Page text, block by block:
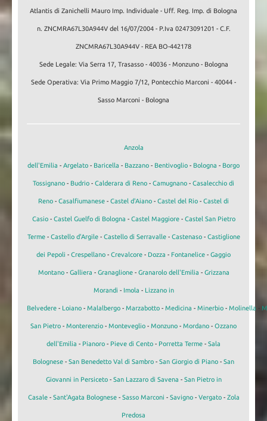
Atlantis di Zanichelli Mauro Imp. Individuale - Uff. Reg. Imp. di Bologna
n. ZNCMRA67L30A944V del 16/07/2004 - P.Iva 02473091201 - C.F.
ZNCMRA67L30A944V - REA BO-442178
Sede Legale: Via Serra 17, Trasasso - 40036 - Monzuno - Bologna
Sede Operativa: Via Primo Maggio 7/12, Pontecchio Marconi - 40044 -
Sasso Marconi - Bologna
Anzola
dell'Emilia - Argelato - Baricella - Bazzano - Bentivoglio - Bologna - Borgo
Tossignano - Budrio - Calderara di Reno - Camugnano - Casalecchio di
Reno - Casalfiumanese - Castel d'Aiano - Castel del Rio - Castel di
Casio- Castel Guelfo di Bologna - Castel Maggiore- Castel San Pietro
Terme- Castello d'Argile- Castello di Serravalle- Castenaso- Castiglione
dei Pepoli - Crespellano - Crevalcore - Dozza - Fontanelice - Gaggio
Montano- Galliera - Granaglione- Granarolo dell'Emilia - Grizzana
Morandi - Imola - Lizzano in
Belvedere - Loiano - Malalbergo - Marzabotto - Medicina - Minerbio - Molinella -
San Pietro - Monterenzio - Monteveglio - Monzuno - Mordano - Ozzano
dell'Emilia - Pianoro - Pieve di Cento - Porretta Terme - Sala
Bolognese - San Benedetto Val di Sambro - San Giorgio di Piano - San
Giovanni in Persiceto- San Lazzaro di Savena - San Pietro in
Casale- Sant'Agata Bolognese- Sasso Marconi - Savigno- Vergato- Zola
Predosa